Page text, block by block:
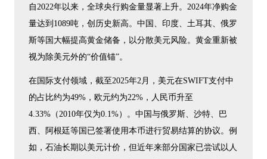
自2022年以来，全球央行购金量显著上升。2024年净购金
量达到1089吨，创历史新高。中国、印度、土耳其、俄罗
斯等国大幅提高黄金储备，以分散美元风险。黄金重新被
视为除美元外的“价值锚”。
在国际支付领域，截至2025年2月，美元在SWIFT支付中
的占比约为49%，欧元约为22%，人民币升至
4.33%（2010年仅为0.1%）。中国与俄罗斯、沙特、巴
西、阿根廷等国已签署使用本币进行贸易结算的协议。例
如，石油长期以美元计价，但近年来部分国家已尝试以人